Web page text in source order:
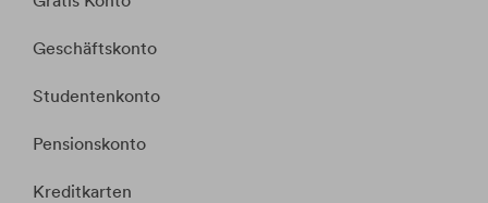
Geschäftskonto
Studentenkonto
Pensionskonto
Kreditkarten